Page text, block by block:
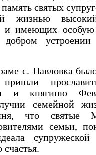
святых
жизнью
и имеющих особую
устроении
с. Павловка
и княгиню
семейной
что святые
семьи,
супружеской